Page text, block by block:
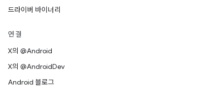
드라이버 바이너리
연결
X의 @Android
X의 @AndroidDev
Android 블로그